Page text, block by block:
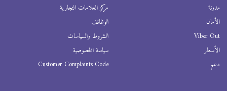
مدونة
الأمان
Viber Out
الأسعار
دعم
مركز العلامات التجارية
الوظائف
الشروط والسياسات
سياسة الخصوصية
Customer Complaints Code